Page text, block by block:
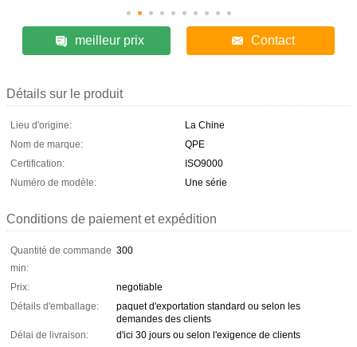
meilleur prix Contact
Détails sur le produit
Lieu d'origine:
La Chine
Nom de marque:
QPE
Certification:
ISO9000
Numéro de modèle:
Une série
Conditions de paiement et expédition
Quantité de commande
min:
300
Prix:
negotiable
Détails d'emballage:
paquet d'exportation standard ou selon les
demandes des clients
Délai de livraison:
d'ici 30 jours ou selon l'exigence de clients